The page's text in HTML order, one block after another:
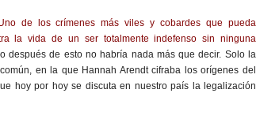
de los crímenes más viles y cobardes que pueda
la vida de un ser totalmente indefenso sin ninguna
después de esto no habría nada más que decir. Solo la
en la que Hannah Arendt cifraba los orígenes del
hoy por hoy se discuta en nuestro país la legalización